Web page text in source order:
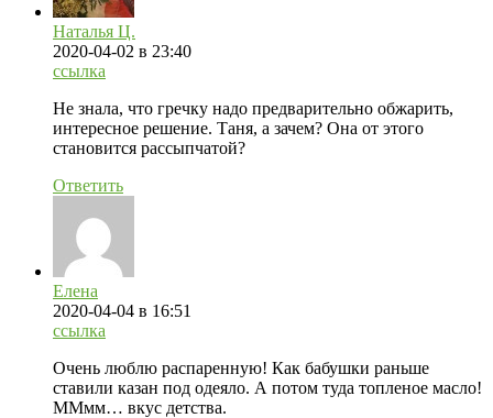
Наталья Ц.
2020-04-02 в 23:40
ссылка
Не знала, что гречку надо предварительно обжарить,
интересное решение. Таня, а зачем? Она от этого
становится рассыпчатой?
Ответить
Елена
2020-04-04 в 16:51
ссылка
Очень люблю распаренную! Как бабушки раньше
ставили казан под одеяло. А потом туда топленое масло!
ММмм… вкус детства.